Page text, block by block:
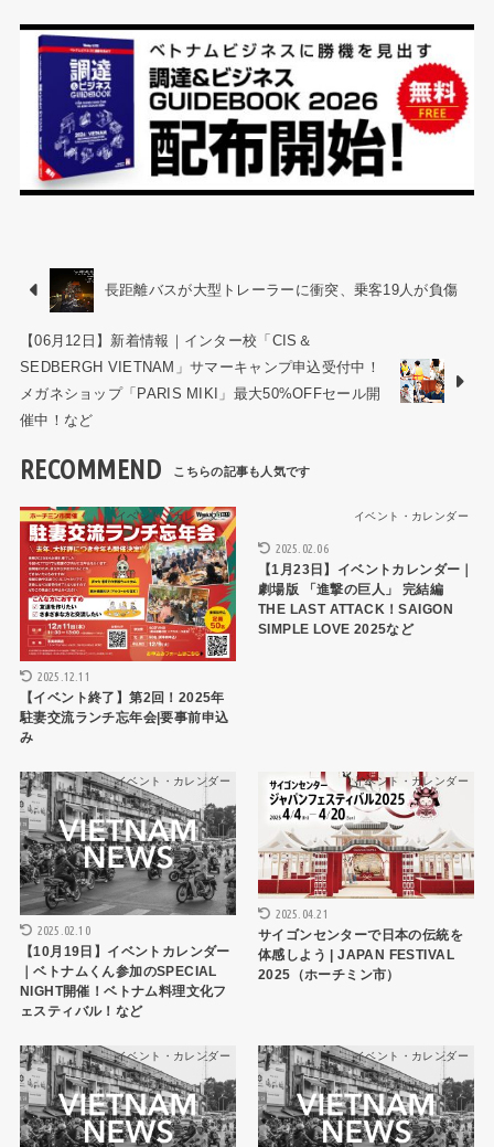
長距離バスが大型トレーラーに衝突、乗客19人が負傷
【06月12日】新着情報｜インター校「CIS＆
SEDBERGH VIETNAM」サマーキャンプ申込受付中！
メガネショップ「PARIS MIKI」最大50%OFFセール開
催中！など
RECOMMEND
イベント・カレンダー
2025.12.11
【イベント終了】第2回！2025年
駐妻交流ランチ忘年会|要事前申込
み
イベント・カレンダー
2025.02.06
【1月23日】イベントカレンダー｜
劇場版 「進撃の巨人」 完結編
THE LAST ATTACK！SAIGON
SIMPLE LOVE 2025など
イベント・カレンダー
2025.02.10
【10月19日】イベントカレンダー
｜ベトナムくん参加のSPECIAL
NIGHT開催！ベトナム料理文化フ
ェスティバル！など
イベント・カレンダー
2025.04.21
サイゴンセンターで日本の伝統を
体感しよう | JAPAN FESTIVAL
2025（ホーチミン市）
イベント・カレンダー イベント・カレンダー